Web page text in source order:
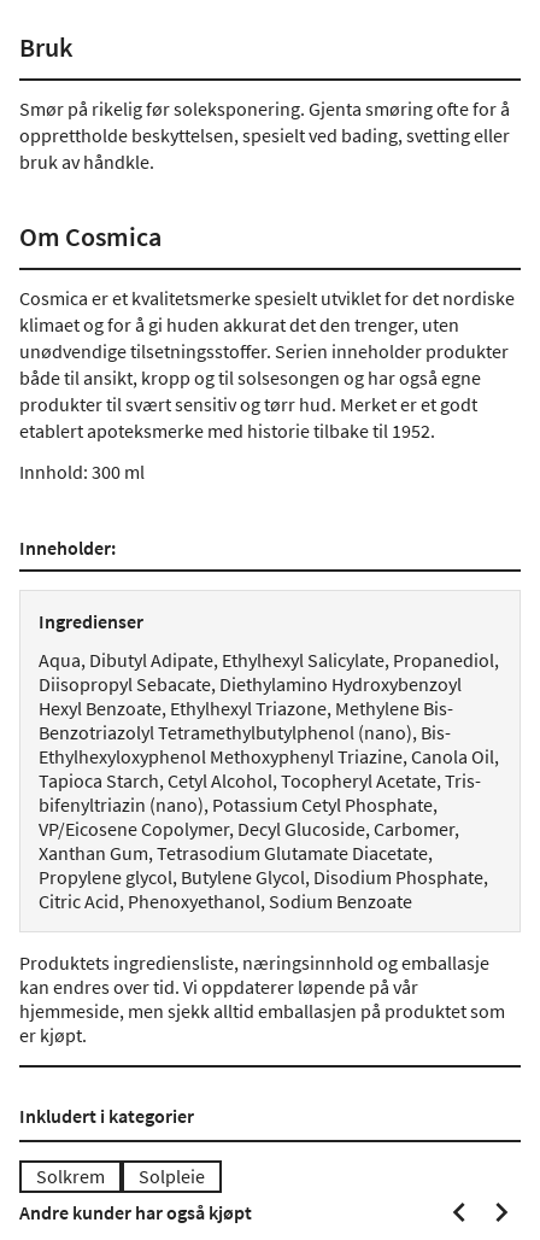
Bruk
Smør på rikelig før soleksponering. Gjenta smøring ofte for å
opprettholde beskyttelsen, spesielt ved bading, svetting eller
bruk av håndkle.
Om Cosmica
Cosmica er et kvalitetsmerke spesielt utviklet for det nordiske
klimaet og for å gi huden akkurat det den trenger, uten
unødvendige tilsetningsstoffer. Serien inneholder produkter
både til ansikt, kropp og til solsesongen og har også egne
produkter til svært sensitiv og tørr hud. Merket er et godt
etablert apoteksmerke med historie tilbake til 1952.
Innhold: 300 ml
Inneholder:
Ingredienser
Aqua, Dibutyl Adipate, Ethylhexyl Salicylate, Propanediol,
Diisopropyl Sebacate, Diethylamino Hydroxybenzoyl
Hexyl Benzoate, Ethylhexyl Triazone, Methylene Bis-
Benzotriazolyl Tetramethylbutylphenol (nano), Bis-
Ethylhexyloxyphenol Methoxyphenyl Triazine, Canola Oil,
Tapioca Starch, Cetyl Alcohol, Tocopheryl Acetate, Tris-
bifenyltriazin (nano), Potassium Cetyl Phosphate,
VP/Eicosene Copolymer, Decyl Glucoside, Carbomer,
Xanthan Gum, Tetrasodium Glutamate Diacetate,
Propylene glycol, Butylene Glycol, Disodium Phosphate,
Citric Acid, Phenoxyethanol, Sodium Benzoate
Produktets ingrediensliste, næringsinnhold og emballasje
kan endres over tid. Vi oppdaterer løpende på vår
hjemmeside, men sjekk alltid emballasjen på produktet som
er kjøpt.
Inkludert i kategorier
Solkrem
Solpleie
Andre kunder har også kjøpt